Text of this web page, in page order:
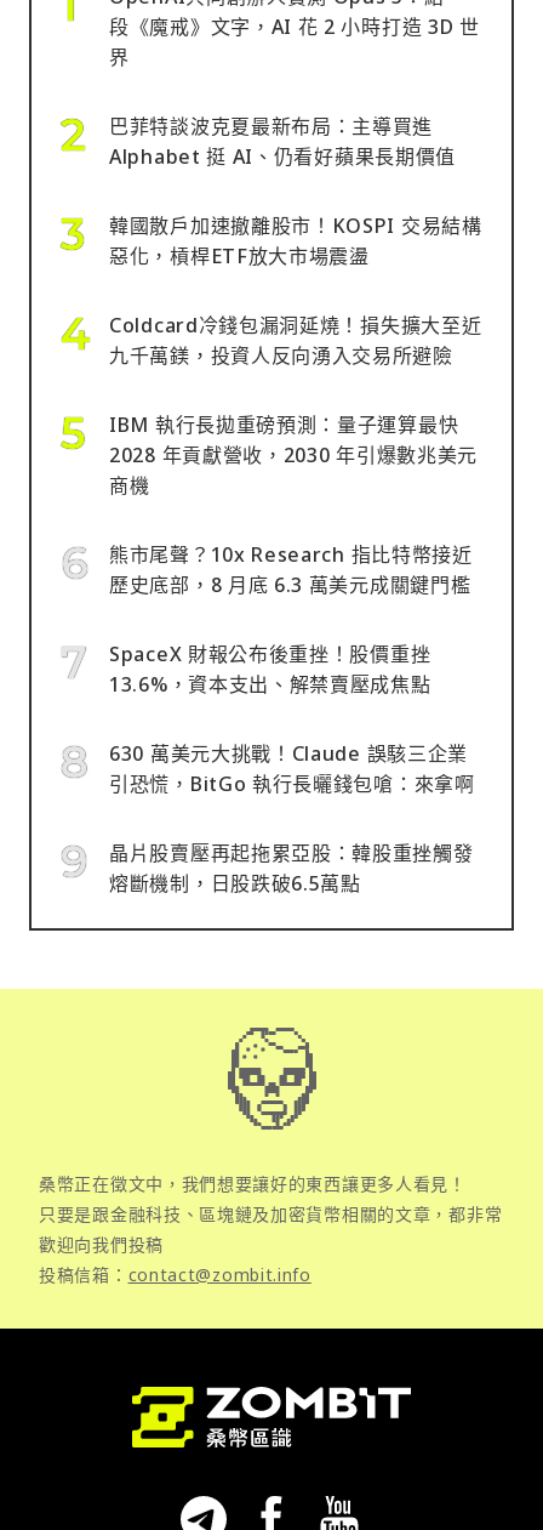
段《魔戒》文字，AI 花 2 小時打造 3D 世
界
巴菲特談波克夏最新布局：主導買進
Alphabet 挺 AI、仍看好蘋果長期價值
韓國散戶加速撤離股市！KOSPI 交易結構
惡化，槓桿ETF放大市場震盪
Coldcard冷錢包漏洞延燒！損失擴大至近
九千萬鎂，投資人反向湧入交易所避險
IBM 執行長拋重磅預測：量子運算最快
2028 年貢獻營收，2030 年引爆數兆美元
商機
熊市尾聲？10x Research 指比特幣接近
歷史底部，8 月底 6.3 萬美元成關鍵門檻
SpaceX 財報公布後重挫！股價重挫
13.6%，資本支出、解禁賣壓成焦點
630 萬美元大挑戰！Claude 誤駭三企業
引恐慌，BitGo 執行長曬錢包嗆：來拿啊
晶片股賣壓再起拖累亞股：韓股重挫觸發
熔斷機制，日股跌破6.5萬點
桑幣正在徵文中，我們想要讓好的東西讓更多人看見！
只要是跟金融科技、區塊鏈及加密貨幣相關的文章，都非常
歡迎向我們投稿
投稿信箱： contact@zombit.info